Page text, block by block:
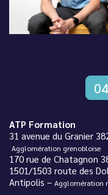
ATP Formation
31 avenue du Granier
Agglomération grenobloise
170 rue de Chatagnon
1501/1503 route des
Antipolis – Agglomération